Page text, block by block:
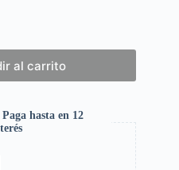
al carrito
hasta en 12